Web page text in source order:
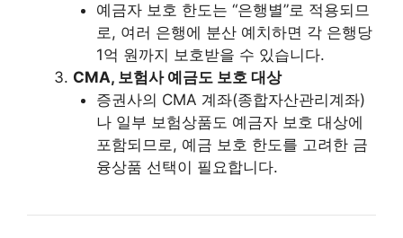
예금자 보호 한도는 “은행별”로 적용되므
로, 여러 은행에 분산 예치하면 각 은행당
1억 원까지 보호받을 수 있습니다.
CMA, 보험사 예금도 보호 대상
증권사의 CMA 계좌(종합자산관리계좌)
나 일부 보험상품도 예금자 보호 대상에
포함되므로, 예금 보호 한도를 고려한 금
융상품 선택이 필요합니다.